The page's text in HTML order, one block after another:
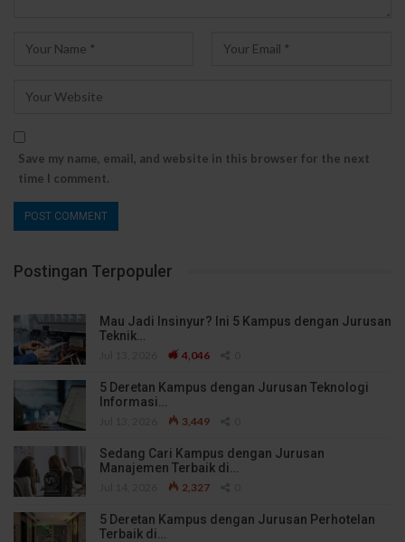
Save my name, email, and website in this browser for the next
time I comment.
Postingan Terpopuler
Mau Jadi Insinyur? Ini 5 Kampus dengan Jurusan
Teknik…
4,046
5 Deretan Kampus dengan Jurusan Teknologi
Informasi…
3,449
Sedang Cari Kampus dengan Jurusan
Manajemen Terbaik di…
2,327
5 Deretan Kampus dengan Jurusan Perhotelan
Terbaik di…